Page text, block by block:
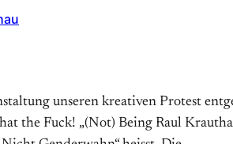
unseren kreativen Protest
the Fuck! „(Not) Being Raul